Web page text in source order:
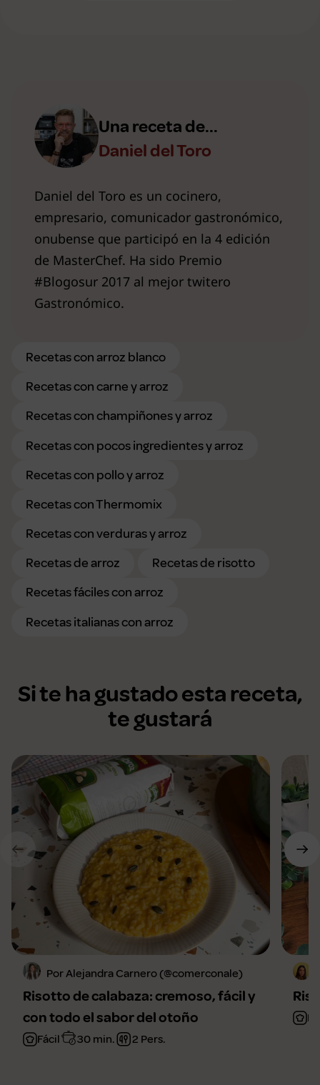
Una receta de...
Daniel del Toro
Daniel del Toro es un cocinero,
empresario, comunicador gastronómico,
onubense que participó en la 4 edición
de MasterChef. Ha sido Premio
#Blogosur 2017 al mejor twitero
Gastronómico.
Recetas con arroz blanco
Recetas con carne y arroz
Recetas con champiñones y arroz
Recetas con pocos ingredientes y arroz
Recetas con pollo y arroz
Recetas con Thermomix
Recetas con verduras y arroz
Recetas de arroz
Recetas de risotto
Recetas fáciles con arroz
Recetas italianas con arroz
Si te ha gustado esta receta,
te gustará
Por Alejandra Carnero (@comerconale)
Risotto de calabaza: cremoso, fácil y
con todo el sabor del otoño
Fácil 30 min. 2 Pers.